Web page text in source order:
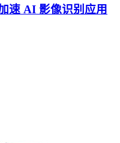
速 AI 影像识别应用